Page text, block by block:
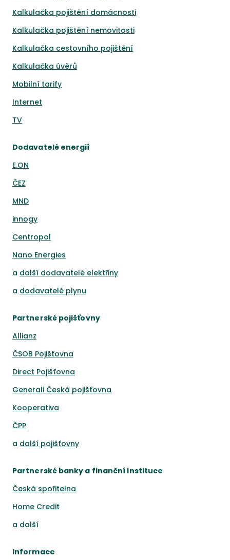
Kalkulačka pojištění domácnosti
Kalkulačka pojištění nemovitosti
Kalkulačka cestovního pojištění
Kalkulačka úvěrů
Mobilní tarify
Internet
TV
Dodavatelé energií
E.ON
ČEZ
MND
innogy
Centropol
Nano Energies
a další dodavatelé elektřiny
a dodavatelé plynu
Partnerské pojišťovny
Allianz
ČSOB Pojišťovna
Direct Pojišťovna
Generali Česká pojišťovna
Kooperativa
ČPP
a další pojišťovny
Partnerské banky a finanční instituce
Česká spořitelna
Home Credit
a další
Informace